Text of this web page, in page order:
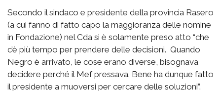
Secondo il sindaco e presidente della provincia Rasero
(a cui fanno di fatto capo la maggioranza delle nomine
in Fondazione) nel Cda si è solamente preso atto “che
c’è più tempo per prendere delle decisioni. Quando
Negro è arrivato, le cose erano diverse, bisognava
decidere perché il Mef pressava. Bene ha dunque fatto
il presidente a muoversi per cercare delle soluzioni”.